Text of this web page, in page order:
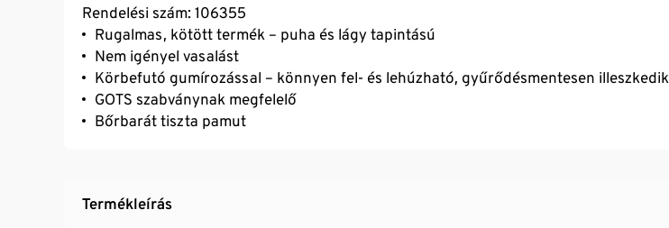
Rendelési szám: 106355
Rugalmas, kötött termék – puha és lágy tapintású
Nem igényel vasalást
Körbefutó gumírozással – könnyen fel- és lehúzható, gyűrődésmentesen illeszkedik
GOTS szabványnak megfelelő
Bőrbarát tiszta pamut
Termékleírás